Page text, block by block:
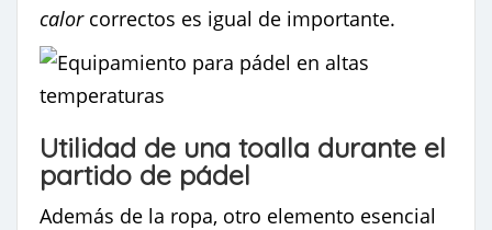
calorcorrectos es igual de importante.
Utilidad de una toalla durante el
partido de pádel
Además de la ropa, otro elemento esencial